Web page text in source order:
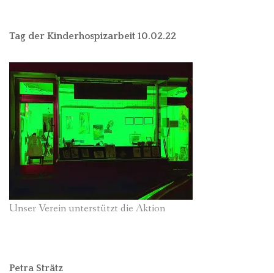
Tag der Kinderhospizarbeit 10.02.22
Unser Verein unterstützt die Aktion
Petra Strätz